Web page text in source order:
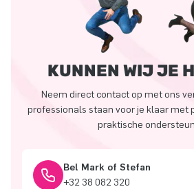
KUNNEN WIJ JE
Neem direct contact op met ons
professionals staan voor je klaar met
praktische
Bel Mark of Stefan
+32 38 082 320